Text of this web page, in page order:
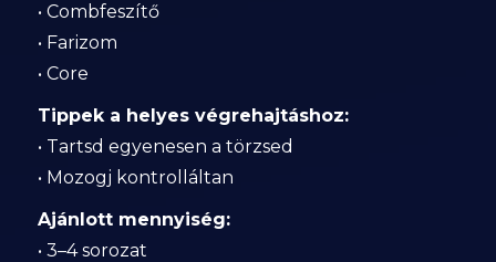
• Combfeszítő
• Farizom
• Core
Tippek a helyes végrehajtáshoz:
• Tartsd egyenesen a törzsed
• Mozogj kontrolláltan
Ajánlott mennyiség:
• 3–4 sorozat